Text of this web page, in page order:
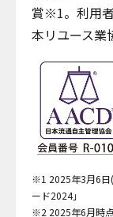
賞※1。利用
本リユース業
※1 2025年3月6日
ード2024」
※2 2025年6月時点